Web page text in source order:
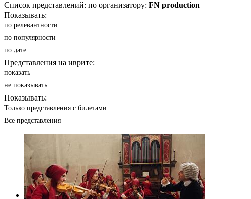
Список представлений: по организатору: FN production
Показывать:
по релевантности
по популярности
по дате
Представления на иврите:
показать
не показывать
Показывать:
Только представления с билетами
Все представления